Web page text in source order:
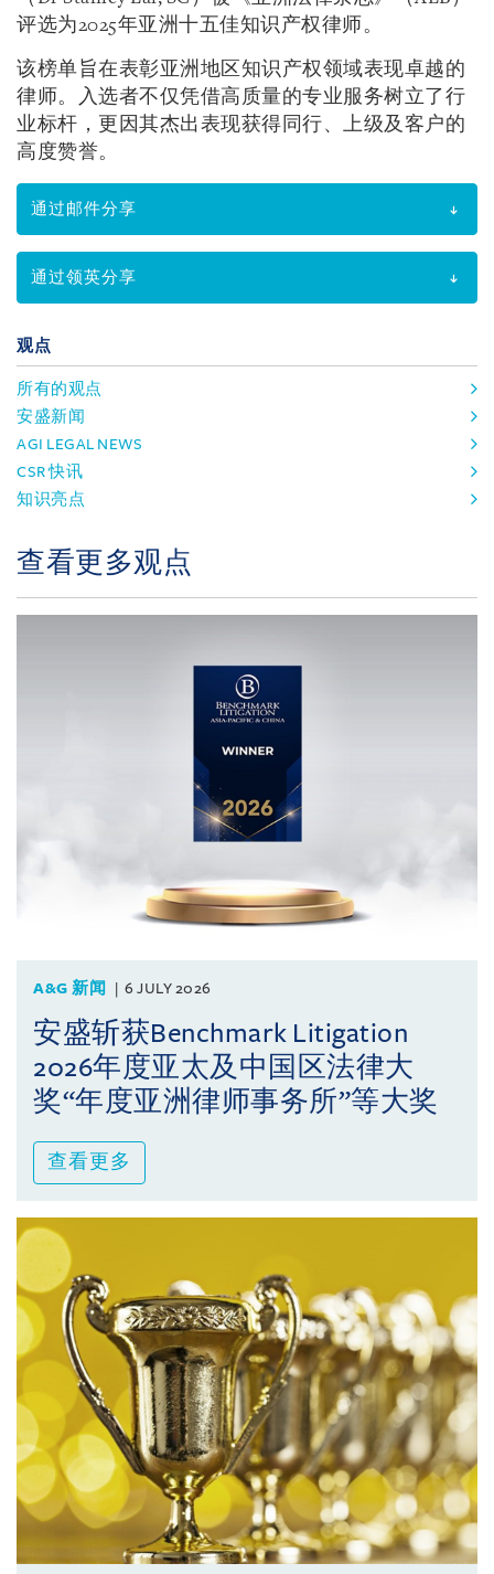
评选为2025年亚洲十五佳知识产权律师。
该榜单旨在表彰亚洲地区知识产权领域表现卓越的
律师。入选者不仅凭借高质量的专业服务树立了行
业标杆，更因其杰出表现获得同行、上级及客户的
高度赞誉。
通过邮件分享
通过领英分享
观点
所有的观点
安盛新闻
AGI LEGAL NEWS
CSR 快讯
知识亮点
查看更多观点
A&G 新闻 6 JULY 2026
安盛斩获Benchmark Litigation
2026年度亚太及中国区法律大
奖“年度亚洲律师事务所”等大奖
查看更多